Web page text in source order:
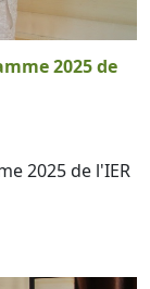
2025 de
2025 de l'IER